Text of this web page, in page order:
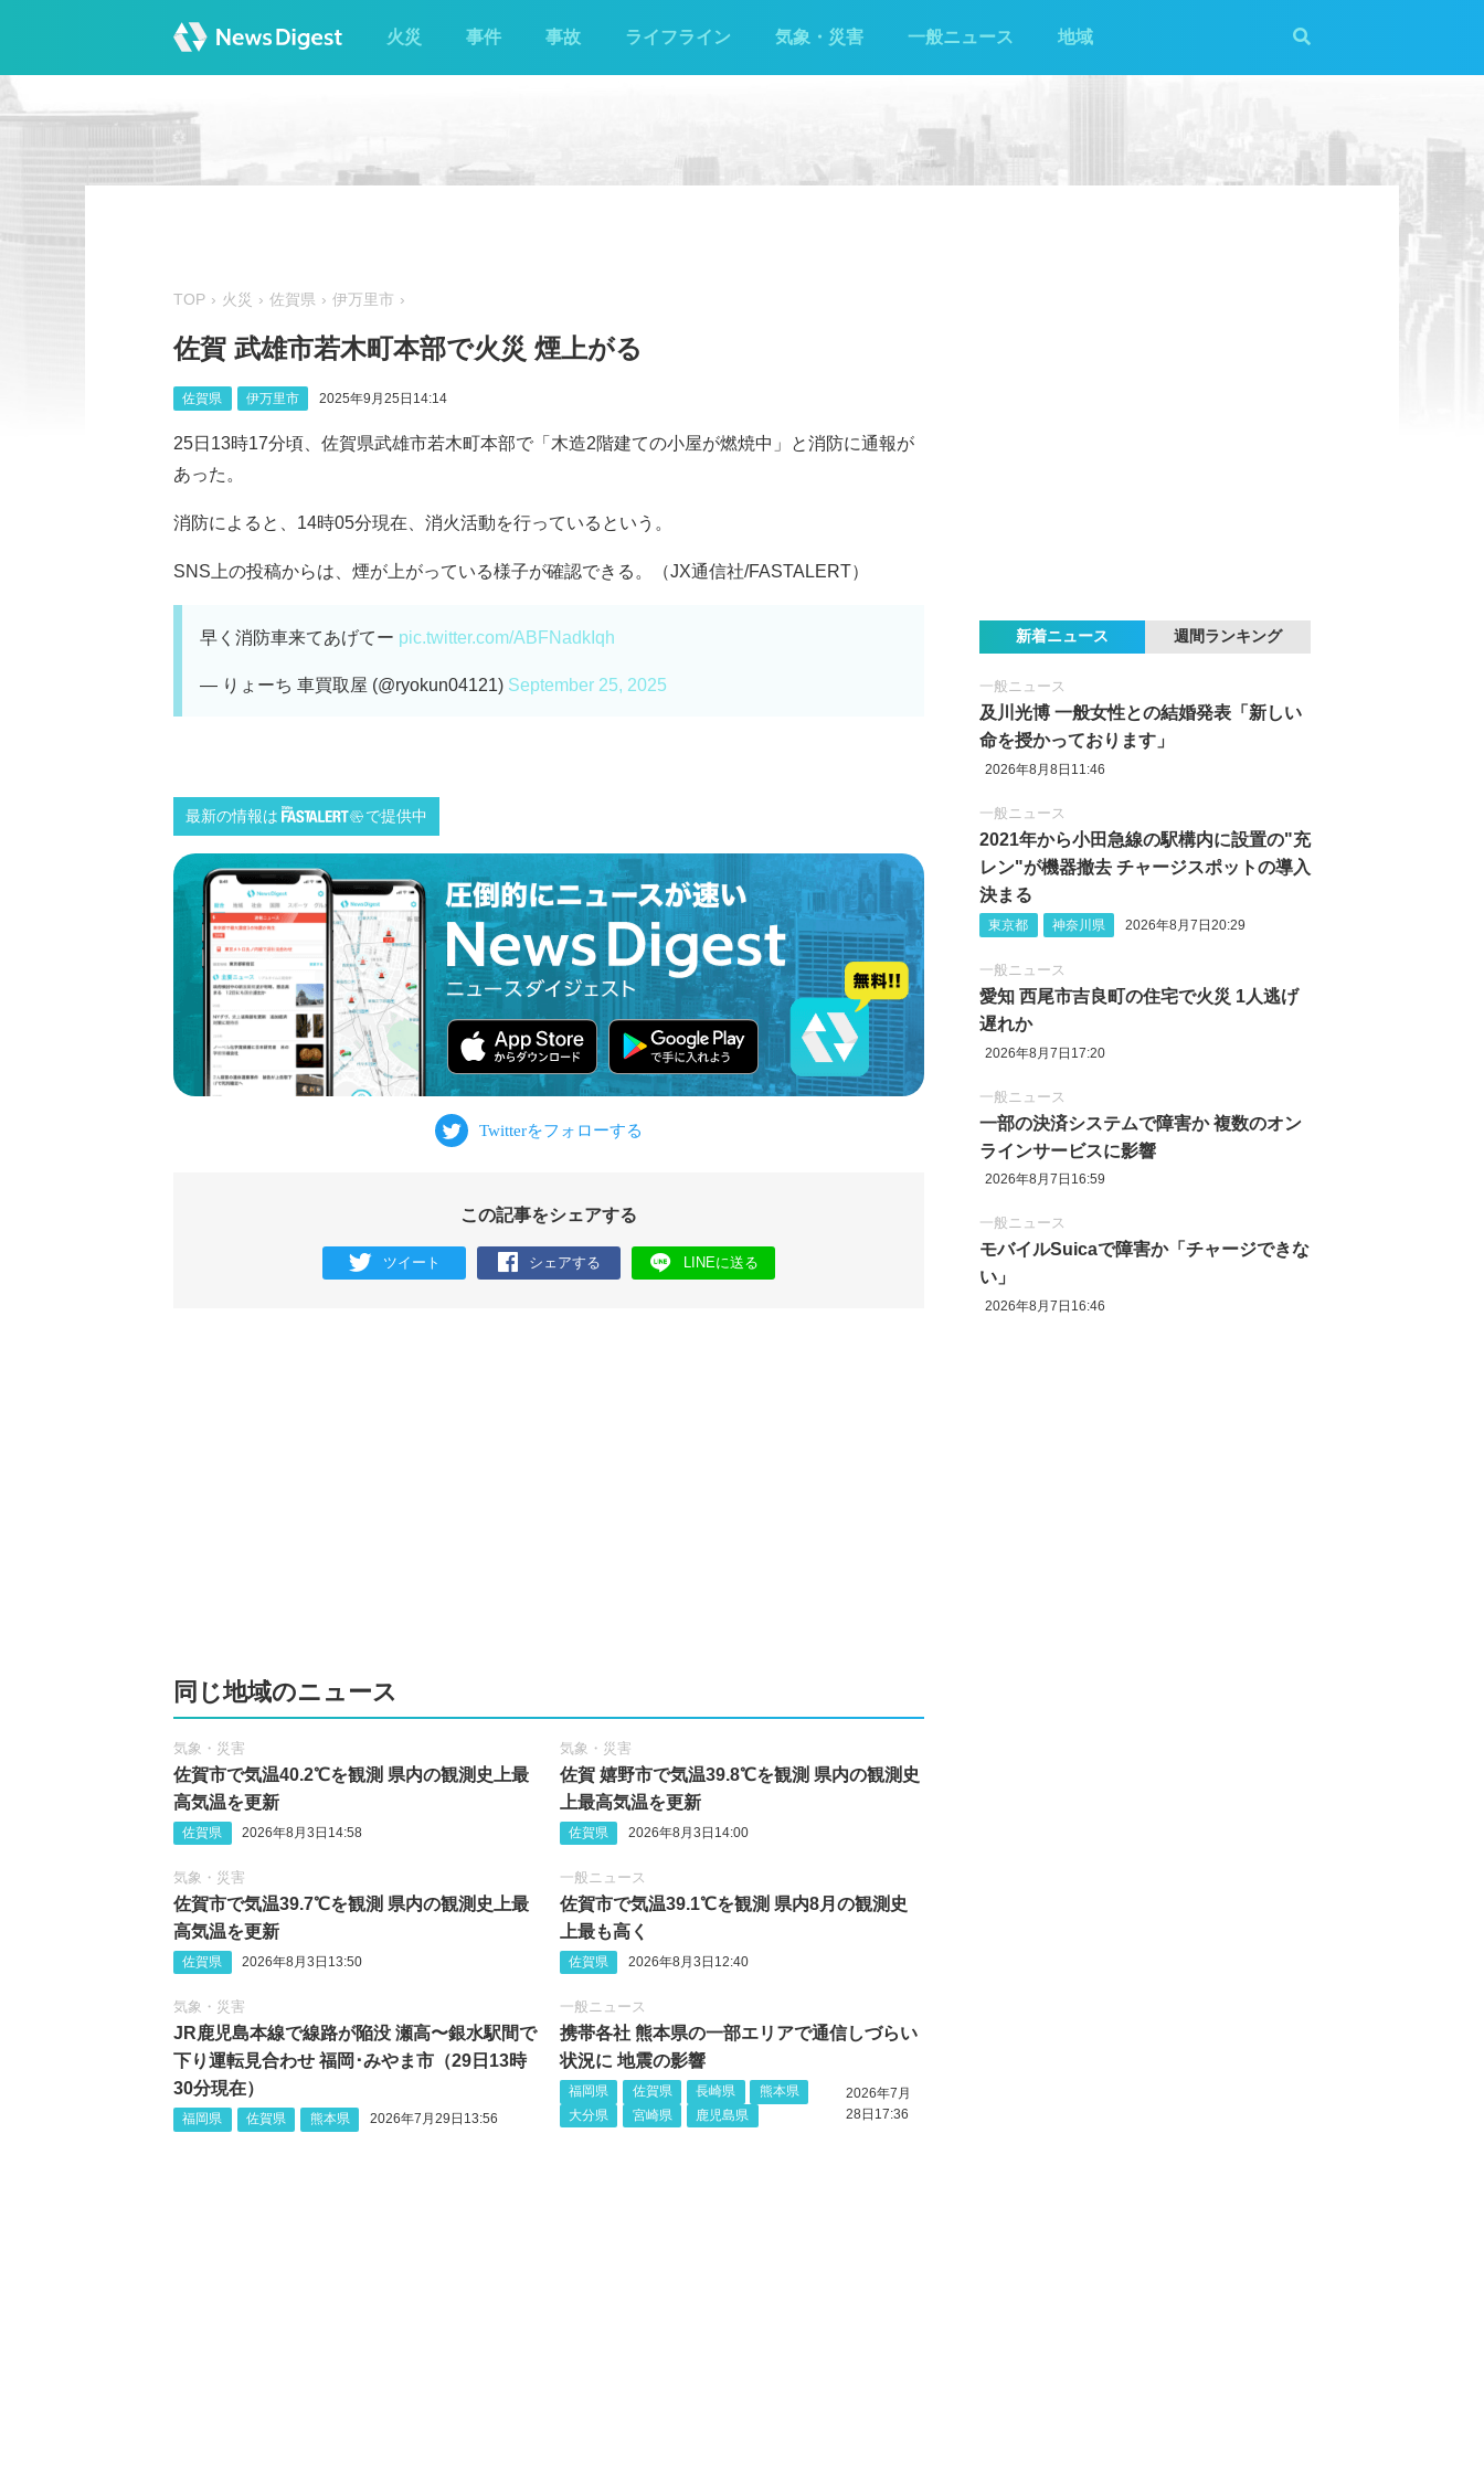
火災 事件 事故 ライフライン 気象・災害 一般ニュース 地域
TOP 火災 佐賀県 伊万里市
佐賀 武雄市若木町本部で火災 煙上がる
佐賀県 伊万里市 2025年9月25日14:14
25日13時17分頃、佐賀県武雄市若木町本部で「木造2階建ての小屋が燃焼中」と消防に通報が
あった。
消防によると、14時05分現在、消火活動を行っているという。
SNS上の投稿からは、煙が上がっている様子が確認できる。（JX通信社/FASTALERT）
早く消防車来てあげてー pic.twitter.com/ABFNadkIqh
— りょーち 車買取屋 (@ryokun04121) September 25, 2025
最新の情報は で提供中
この記事をシェアする
ツイート シェアする LINEに送る
同じ地域のニュース
気象・災害
佐賀市で気温40.2℃を観測 県内の観測史上最
高気温を更新
佐賀県 2026年8月3日14:58
気象・災害
佐賀 嬉野市で気温39.8℃を観測 県内の観測史
上最高気温を更新
佐賀県 2026年8月3日14:00
気象・災害
佐賀市で気温39.7℃を観測 県内の観測史上最
高気温を更新
佐賀県 2026年8月3日13:50
一般ニュース
佐賀市で気温39.1℃を観測 県内8月の観測史
上最も高く
佐賀県 2026年8月3日12:40
気象・災害
JR鹿児島本線で線路が陥没 瀬高〜銀水駅間で
下り運転見合わせ 福岡･みやま市（29日13時
30分現在）
福岡県 佐賀県 熊本県 2026年7月29日13:56
一般ニュース
携帯各社 熊本県の一部エリアで通信しづらい
状況に 地震の影響
福岡県 佐賀県 長崎県
熊本県
大分県
宮崎県 鹿児島県
2026年7月
28日17:36
新着ニュース 週間ランキング
一般ニュース
及川光博 一般女性との結婚発表「新しい
命を授かっております」
2026年8月8日11:46
一般ニュース
2021年から小田急線の駅構内に設置の"充
レン"が機器撤去 チャージスポットの導入
決まる
東京都 神奈川県 2026年8月7日20:29
一般ニュース
愛知 西尾市吉良町の住宅で火災 1人逃げ
遅れか
2026年8月7日17:20
一般ニュース
一部の決済システムで障害か 複数のオン
ラインサービスに影響
2026年8月7日16:59
一般ニュース
モバイルSuicaで障害か「チャージできな
い」
2026年8月7日16:46